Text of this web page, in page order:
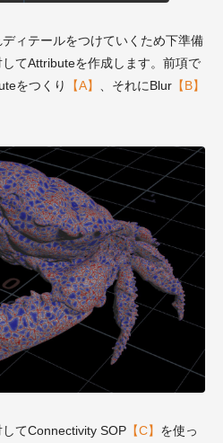
ィテールをつけていくため下準備
てAttributeを作成します。前項で
をつくり
【A】 、それにBlur 【B】
てConnectivity SOP 【C】 を使っ